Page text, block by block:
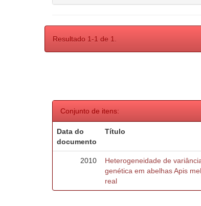
Resultado 1-1 de 1.
Conjunto de itens:
Data do
documento
Título
2010
Heterogeneidade de
genética em abelhas Apis
real